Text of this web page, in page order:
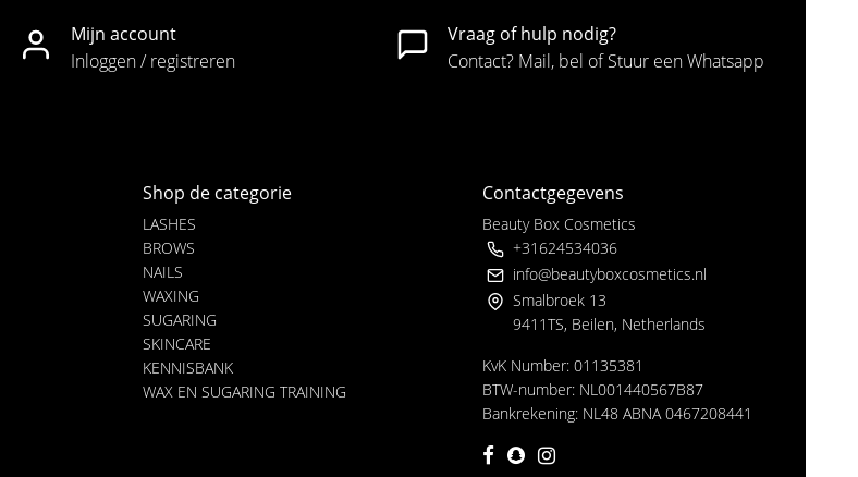
Mijn account
Inloggen / registreren
Vraag of hulp nodig?
Contact? Mail, bel of Stuur een Whatsapp
Shop de categorie
LASHES
BROWS
NAILS
WAXING
SUGARING
SKINCARE
KENNISBANK
WAX EN SUGARING TRAINING
Contactgegevens
Beauty Box Cosmetics
+31624534036
info@beautyboxcosmetics.nl
Smalbroek 13
9411TS, Beilen, Netherlands
KvK Number: 01135381
BTW-number: NL001440567B87
Bankrekening: NL48 ABNA 0467208441